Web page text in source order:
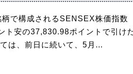
で構成されるSENSEX株価指数
ト安の37,830.98ポイントで引け
は、前日に続いて、5月...